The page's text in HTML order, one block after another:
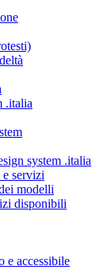
.italia
system .italia
servizi
modelli
disponibili
e accessibile